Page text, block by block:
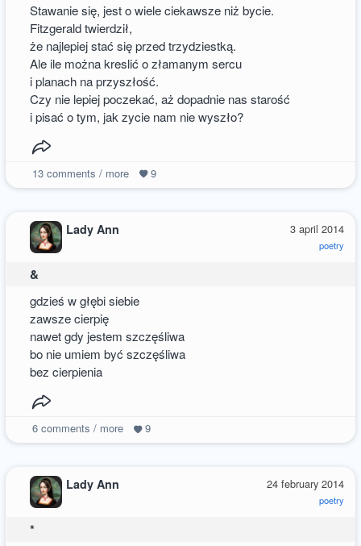
Stawanie się, jest o wiele ciekawsze niż bycie.
Fitzgerald twierdził,
że najlepiej stać się przed trzydziestką.
Ale ile można kreslić o złamanym sercu
i planach na przyszłość.
Czy nie lepiej poczekać, aż dopadnie nas starość
i pisać o tym, jak zycie nam nie wyszło?
13comments / more 9
3 april 2014
poetry
Lady Ann
&
gdzieś w głębi siebie
zawsze cierpię
nawet gdy jestem szczęśliwa
bo nie umiem być szczęśliwa
bez cierpienia
6comments / more 9
24 february 2014
poetry
Lady Ann
*